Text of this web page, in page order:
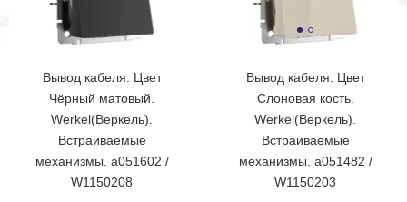
Вывод кабеля. Цвет
Чёрный матовый.
Werkel(Веркель).
Встраиваемые
механизмы. a051602 /
W1150208
Вывод кабеля. Цвет
Слоновая кость.
Werkel(Веркель).
Встраиваемые
механизмы. a051482 /
W1150203